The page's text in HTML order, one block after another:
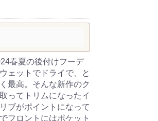
春夏の後付けフーデ
ェットでドライで、と
最高。そんな新作のク
ってトリムになったイ
ブがポイントになって
フロントにはポケット